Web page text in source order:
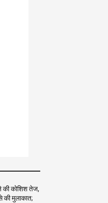
की कोशिश तेज,
की मुलाकात;